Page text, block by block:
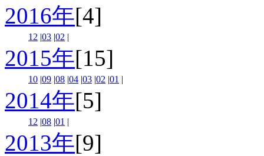
2016年[4]
12 |03 |02 |
2015年[15]
10 |09 |08 |04 |03 |02 |01 |
2014年[5]
12 |08 |01 |
2013年[9]